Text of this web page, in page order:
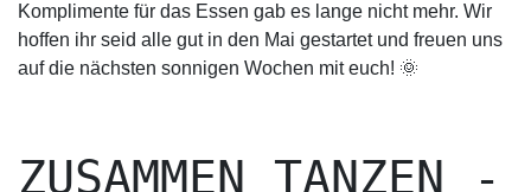
Komplimente für das Essen gab es lange nicht mehr. Wir
hoffen ihr seid alle gut in den Mai gestartet und freuen uns
auf die nächsten sonnigen Wochen mit euch! 🌞
ZUSAMMEN TANZEN -